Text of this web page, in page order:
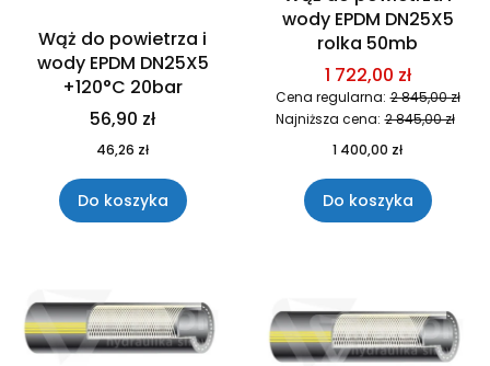
Wąż do powietrza i
wody EPDM DN25X5
+120°C 20bar
56,90 zł
46,26 zł
Do koszyka
wody EPDM DN25X5
rolka 50mb
1 722,00 zł
Cena regularna: 2 845,00 zł
Najniższa cena: 2 845,00 zł
1 400,00 zł
Do koszyka